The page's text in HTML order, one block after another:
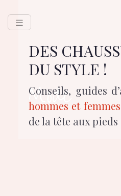
Mode
DES
DU STYLE !
Conseils, guides
hommes et femmes
de la tête aux pieds